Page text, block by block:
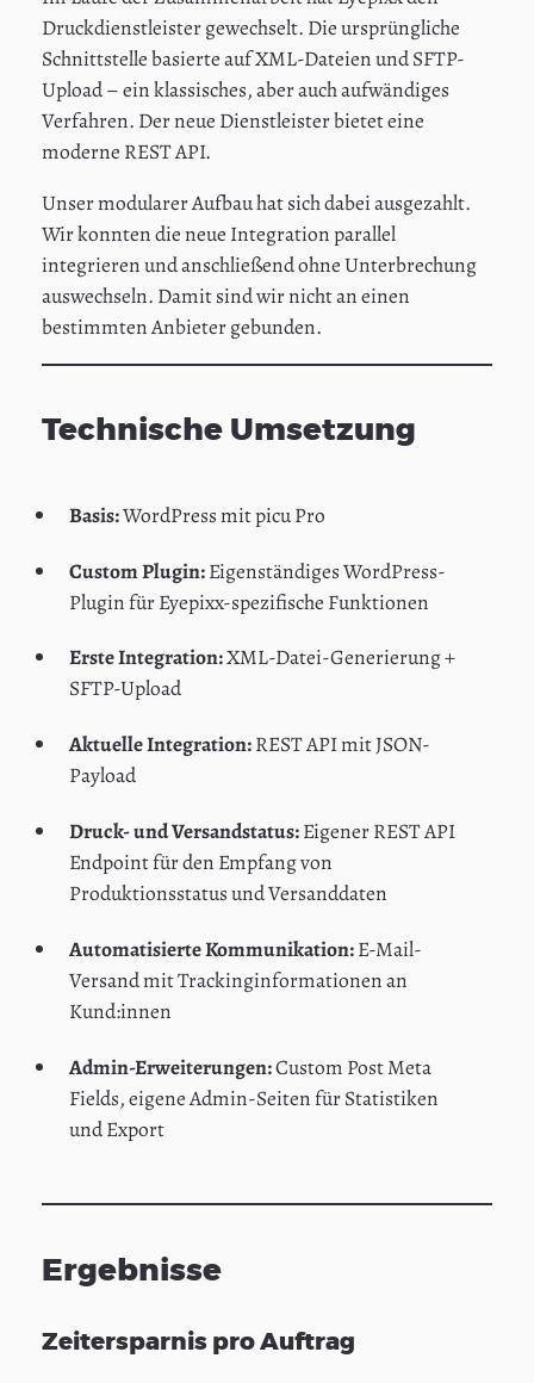
Druckdienstleister gewechselt. Die ursprüngliche
Schnittstelle basierte auf XML-Dateien und SFTP-
Upload – ein klassisches, aber auch aufwändiges
Verfahren. Der neue Dienstleister bietet eine
moderne REST API.
Unser modularer Aufbau hat sich dabei ausgezahlt.
Wir konnten die neue Integration parallel
integrieren und anschließend ohne Unterbrechung
auswechseln. Damit sind wir nicht an einen
bestimmten Anbieter gebunden.
Technische Umsetzung
Basis:WordPress mit picu Pro
Custom Plugin:Eigenständiges WordPress-
Plugin für Eyepixx-spezifische Funktionen
Erste Integration:XML-Datei-Generierung +
SFTP-Upload
Aktuelle Integration:REST API mit JSON-
Payload
Druck- und Versandstatus:Eigener REST API
Endpoint für den Empfang von
Produktionsstatus und Versanddaten
Automatisierte Kommunikation:E-Mail-
Versand mit Trackinginformationen an
Kund:innen
Admin-Erweiterungen:Custom Post Meta
Fields, eigene Admin-Seiten für Statistiken
und Export
Ergebnisse
Zeitersparnis pro Auftrag